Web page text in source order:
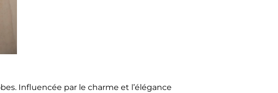
Influencée par le charme et l’élégance